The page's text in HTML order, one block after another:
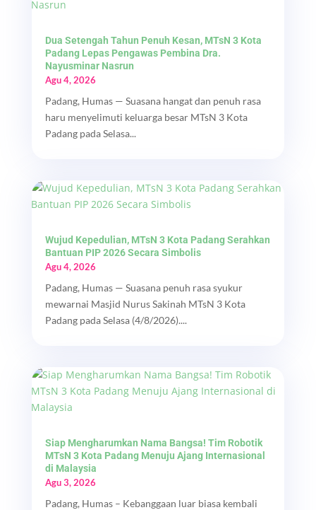
Dua Setengah Tahun Penuh Kesan, MTsN 3 Kota
Padang Lepas Pengawas Pembina Dra.
Nayusminar Nasrun
Agu 4, 2026
Padang, Humas — Suasana hangat dan penuh rasa
haru menyelimuti keluarga besar MTsN 3 Kota
Padang pada Selasa...
Wujud Kepedulian, MTsN 3 Kota Padang Serahkan
Bantuan PIP 2026 Secara Simbolis
Agu 4, 2026
Padang, Humas — Suasana penuh rasa syukur
mewarnai Masjid Nurus Sakinah MTsN 3 Kota
Padang pada Selasa (4/8/2026)....
Siap Mengharumkan Nama Bangsa! Tim Robotik
MTsN 3 Kota Padang Menuju Ajang Internasional
di Malaysia
Agu 3, 2026
Padang, Humas – Kebanggaan luar biasa kembali